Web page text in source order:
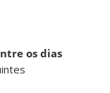
os dias